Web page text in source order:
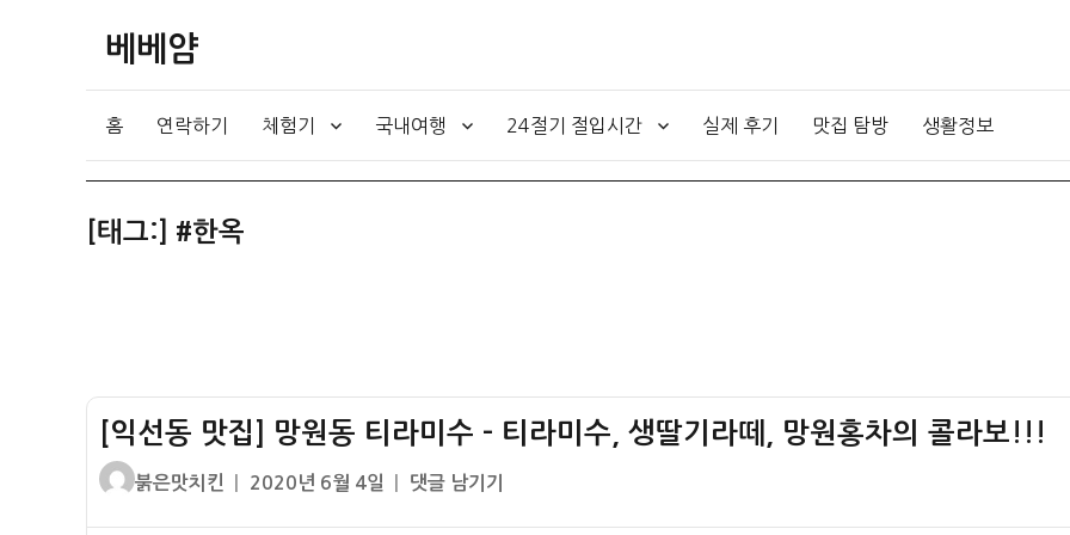
베베얌
홈 연락하기 체험기 국내여행 24절기 절입시간 실제 후기 맛집 탐방 생활정보
[태그:] #한옥
[익선동 맛집] 망원동 티라미수 – 티라미수, 생딸기라떼, 망원홍차의 콜라보!!!
글
붉은맛치킨
작
2020년 6월 4일
[익
댓글 남기기